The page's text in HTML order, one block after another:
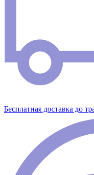
Бесплатная доставка до